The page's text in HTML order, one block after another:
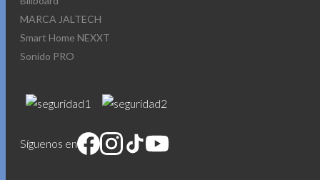
MARCA JALTECH
Smart Home NEXXT
Sonido PRO
Síguenos en